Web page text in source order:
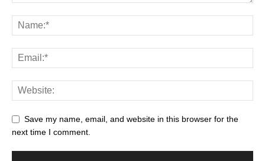
Save my name, email, and website in this browser for the
next time I comment.